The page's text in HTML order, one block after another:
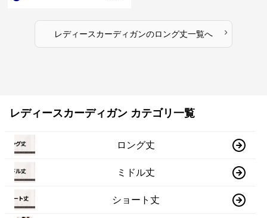
レディースカーディガンのロング丈一覧へ ›
レディースカーディガン カテゴリ一覧
ロング丈
ミドル丈
ショート丈